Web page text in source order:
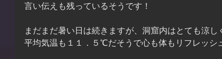
言い伝えも残っているそうです！
まだまだ暑い日は続きますが、洞窟内はとても涼し
平均気温も１１．５℃だそうで心も体もリフレッシ